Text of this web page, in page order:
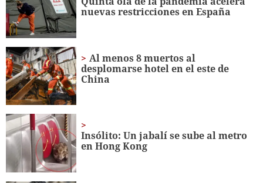
nuevas restricciones en España
Al menos 8 muertos al
desplomarse hotel en el este de
China
Insólito: Un jabalí se sube al metro
en Hong Kong